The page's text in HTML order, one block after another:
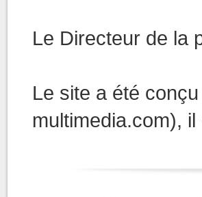
Le Directeur de la
Le site a été
multimedia.com),